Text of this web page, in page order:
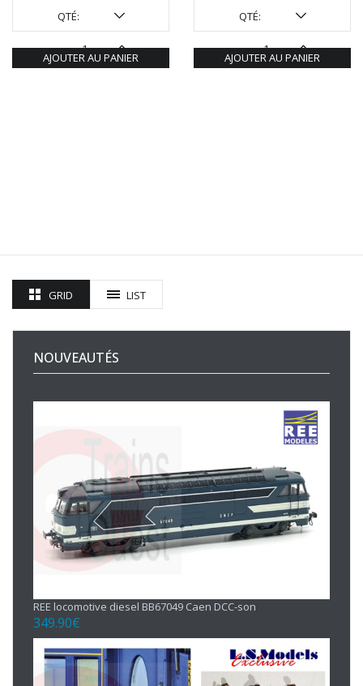
QTÉ:
AJOUTER AU PANIER
QTÉ:
AJOUTER AU PANIER
GRID LIST
NOUVEAUTÉS
REE locomotive diesel BB67049 Caen DCC-son
349.90€